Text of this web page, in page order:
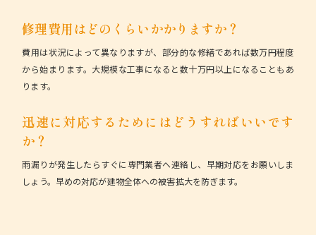
修理費用はどのくらいかかりますか？
費用は状況によって異なりますが、部分的な修繕であれば数万円程度
から始まります。 大規模な工事になると数十万円以上になることもあ
ります。
迅速に対応するためにはどうすればいいです
か？
雨漏りが発生したらすぐに専門業者へ連絡し、早期対応をお願いしま
しょう。 早めの対応が建物全体への被害拡大を防ぎます。